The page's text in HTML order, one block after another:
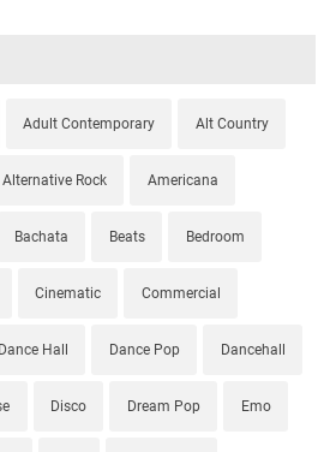
Adult Contemporary Alt Country
Alternative Rock Americana
Bachata Beats Bedroom
Cinematic Commercial
Dance Hall Dance Pop Dancehall
Disco Dream Pop Emo